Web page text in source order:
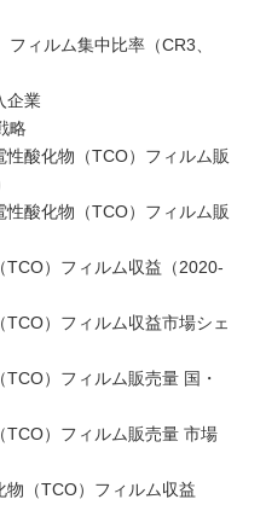
ィルム集中比率（CR3、
企業
略
酸化物（TCO）フィルム販
酸化物（TCO）フィルム販
）フィルム収益（2020-
）フィルム収益市場シェ
）フィルム販売量 国・
）フィルム販売量 市場
（TCO）フィルム収益